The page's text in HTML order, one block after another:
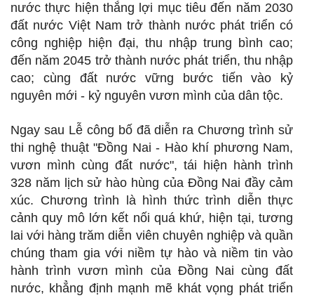
nước thực hiện thắng lợi mục tiêu đến năm 2030
đất nước Việt Nam trở thành nước phát triển có
công nghiệp hiện đại, thu nhập trung bình cao;
đến năm 2045 trở thành nước phát triển, thu nhập
cao; cùng đất nước vững bước tiến vào kỷ
nguyên mới - kỷ nguyên vươn mình của dân tộc.
Ngay sau Lễ công bố đã diễn ra Chương trình sử
thi nghệ thuật "Đồng Nai - Hào khí phương Nam,
vươn mình cùng đất nước", tái hiện hành trình
328 năm lịch sử hào hùng của Đồng Nai đầy cảm
xúc. Chương trình là hình thức trình diễn thực
cảnh quy mô lớn kết nối quá khứ, hiện tại, tương
lai với hàng trăm diễn viên chuyên nghiệp và quần
chúng tham gia với niềm tự hào và niềm tin vào
hành trình vươn mình của Đồng Nai cùng đất
nước, khẳng định mạnh mẽ khát vọng phát triển